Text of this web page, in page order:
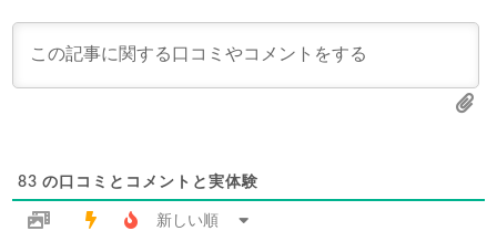
83 の口コミとコメントと実体験
新しい順